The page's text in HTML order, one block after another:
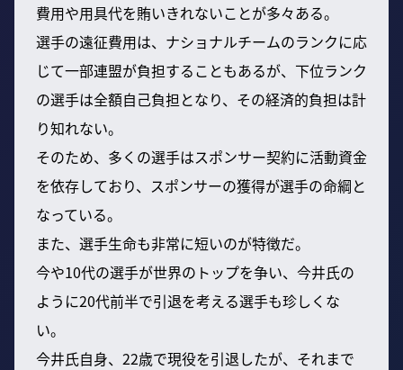
費用や用具代を賄いきれないことが多々ある。
選手の遠征費用は、ナショナルチームのランクに応
じて一部連盟が負担することもあるが、下位ランク
の選手は全額自己負担となり、その経済的負担は計
り知れない。
そのため、多くの選手はスポンサー契約に活動資金
を依存しており、スポンサーの獲得が選手の命綱と
なっている。
また、選手生命も非常に短いのが特徴だ。
今や10代の選手が世界のトップを争い、今井氏の
ように20代前半で引退を考える選手も珍しくな
い。
今井氏自身、22歳で現役を引退したが、それまで